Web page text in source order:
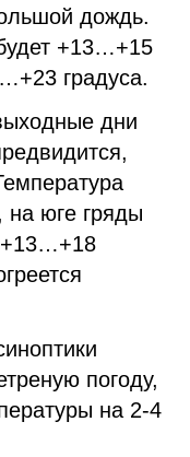
дождь.
+13…+15
градуса.
дни
юге гряды
погоду,
на 2-4